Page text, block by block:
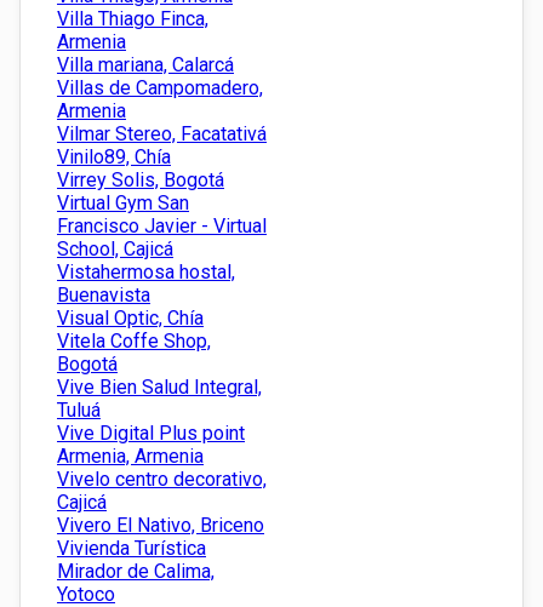
Villa Thiago Finca,
Armenia
Villa mariana, Calarcá
Villas de Campomadero,
Armenia
Vilmar Stereo, Facatativá
Vinilo89, Chía
Virrey Solis, Bogotá
Virtual Gym San
Francisco Javier - Virtual
School, Cajicá
Vistahermosa hostal,
Buenavista
Visual Optic, Chía
Vitela Coffe Shop,
Bogotá
Vive Bien Salud Integral,
Tuluá
Vive Digital Plus point
Armenia, Armenia
Vivelo centro decorativo,
Cajicá
Vivero El Nativo, Briceno
Vivienda Turística
Mirador de Calima,
Yotoco